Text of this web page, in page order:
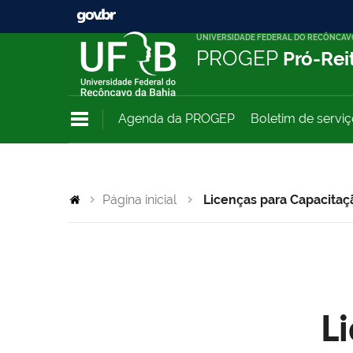
UNIVERSIDADE FEDERAL DO
PROGEP Pró-
Agenda da PROGEP Boletim de
Página inicial Licenças para